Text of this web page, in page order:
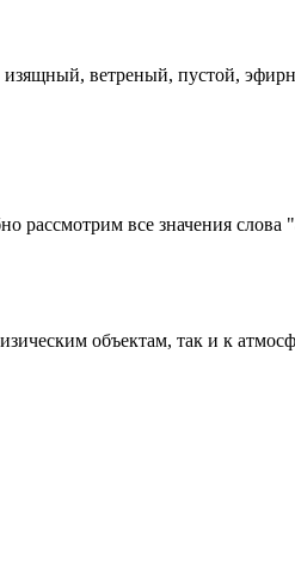
ветреный, пустой,
рассмотрим все значения
объектам, так и к